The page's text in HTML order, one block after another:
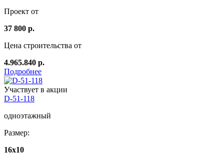
Проект от
37 800 р.
Цена строительства от
4.965.840 р.
Подробнее
Участвует в акции
D-51-118
одноэтажный
Размер:
16х10